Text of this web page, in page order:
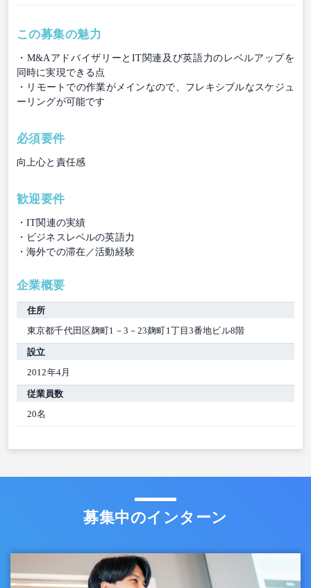
この募集の魅力
・M&AアドバイザリーとIT関連及び英語力のレベルアップを
同時に実現できる点
・リモートでの作業がメインなので、フレキシブルなスケジュ
ーリングが可能です
必須要件
向上心と責任感
歓迎要件
・IT関連の実績
・ビジネスレベルの英語力
・海外での滞在／活動経験
企業概要
住所
東京都千代田区麹町1－3－23麹町1丁目3番地ビル8階
設立
2012年4月
従業員数
20名
募集中のインターン